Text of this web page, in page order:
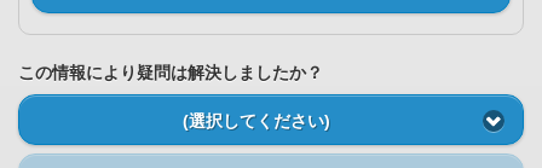
この情報により疑問は解決しましたか？
(選択してください)